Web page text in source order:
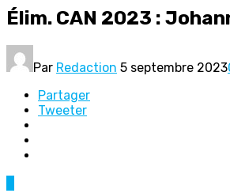
Élim. CAN 2023 :
Par Redaction 5 septembre 2023
Partager
Tweeter